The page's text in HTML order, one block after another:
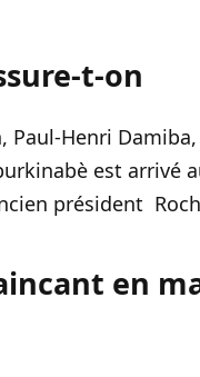
t-on
Henri Damiba,
est arrivé
président
en